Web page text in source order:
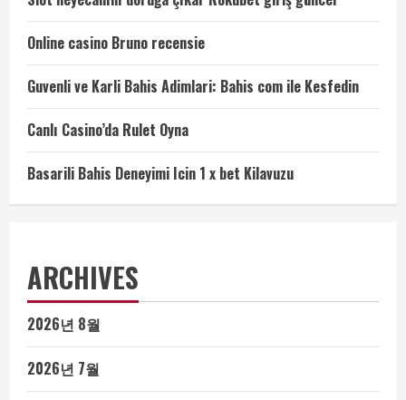
Online casino Bruno recensie
Guvenli ve Karli Bahis Adimlari: Bahis com ile Kesfedin
Canlı Casino’da Rulet Oyna
Basarili Bahis Deneyimi Icin 1 x bet Kilavuzu
ARCHIVES
2026년 8월
2026년 7월